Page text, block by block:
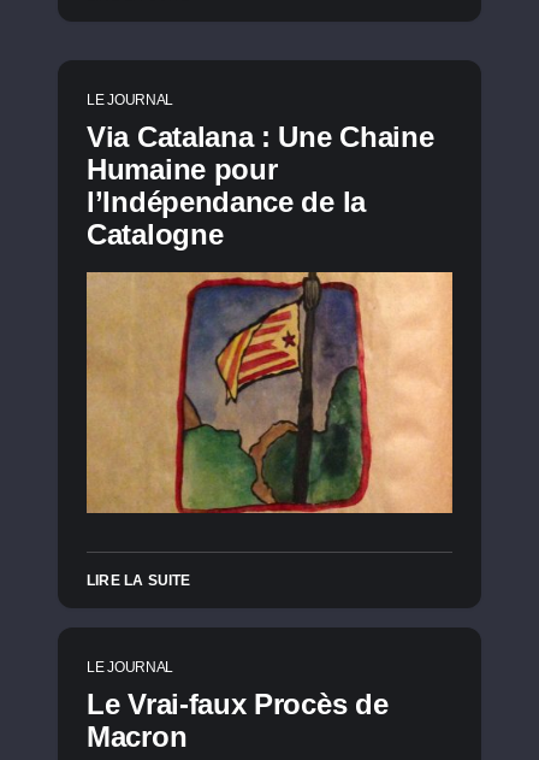
LE JOURNAL
Via Catalana : Une Chaine
Humaine pour
l’Indépendance de la
Catalogne
LIRE LA SUITE
LE JOURNAL
Le Vrai-faux Procès de
Macron